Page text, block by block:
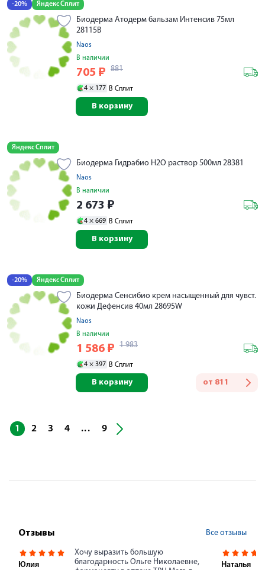
-20% Яндекс Сплит
Биодерма Атодерм бальзам Интенсив 75мл
28115B
Naos
В наличии
705 ₽ 881
4 × 177 В Сплит
В корзину
Яндекс Сплит
Биодерма Гидрабио Н2О раствор 500мл 28381
Naos
В наличии
2 673 ₽
4 × 669 В Сплит
В корзину
-20% Яндекс Сплит
Биодерма Сенсибио крем насыщенный для чувст.
кожи Дефенсив 40мл 28695W
Naos
В наличии
1 586 ₽ 1 983
4 × 397 В Сплит
от 811
В корзину
1 2 3 4 ... 9
Отзывы Все отзывы
Юлия
Хочу выразить большую
благодарность Ольге Николаевне,
Наталья